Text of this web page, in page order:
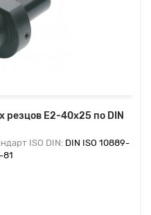
резцов E2-40х25 по DIN
ISO DIN: DIN ISO 10889-
81